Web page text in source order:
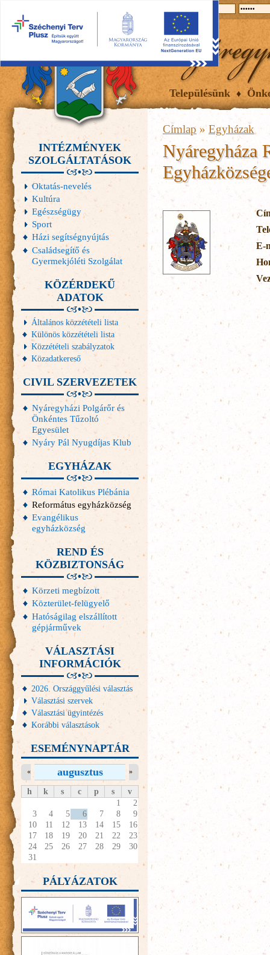
Településünk
Címlap » Egyházak
Nyáregyháza
E-
INTÉZMÉNYEK
SZOLGÁLTATÁSOK
Oktatás-nevelés
Kultúra
Egészségügy
Sport
Házi segítségnyújtás
Családsegítő és
Gyermekjóléti Szolgálat
KÖZÉRDEKŰ
ADATOK
Általános közzétételi lista
Különös közzétételi lista
Közzétételi szabályzatok
Közadatkereső
CIVIL SZERVEZETEK
Nyáregyházi Polgárőr és
Önkéntes Tűzoltó
Egyesület
Nyáry Pál Nyugdíjas Klub
EGYHÁZAK
Római Katolikus Plébánia
Református egyházközség
Evangélikus
egyházközség
REND ÉS
KÖZBIZTONSÁG
Körzeti megbízott
Közterület-felügyelő
Hatóságilag elszállított
gépjárművek
VÁLASZTÁSI
INFORMÁCIÓK
2026. Országgyűlési választás
Választási szervek
Választási ügyintézés
Korábbi választások
ESEMÉNYNAPTÁR
augusztus
« »
h k s c p s
v
1
2
3
4 5 6 7 8
9
10
11 12 13 14 15
16
17
18 19 20 21 22
23
24
25 26 27 28 29
30
31
PÁLYÁZATOK